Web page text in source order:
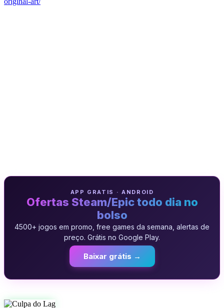
APP GRATIS · ANDROID
Ofertas Steam/Epic todo dia no
bolso
4500+ jogos em promo, free games da semana, alertas de
preço. Grátis no Google Play.
Baixar grátis →